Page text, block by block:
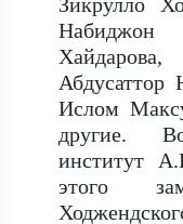
Ислом
другие.
институт
этого